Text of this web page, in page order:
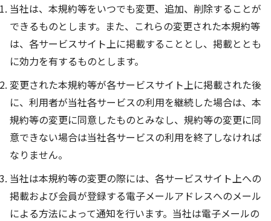
当社は、本規約等をいつでも変更、追加、削除することが
できるものとします。また、これらの変更された本規約等
は、各サービスサイト上に掲載することとし、掲載ととも
に効力を有するものとします。
変更された本規約等が各サービスサイト上に掲載された後
に、利用者が当社各サービスの利用を継続した場合は、本
規約等の変更に同意したものとみなし、規約等の変更に同
意できない場合は当社各サービスの利用を終了しなければ
なりません。
当社は本規約等の変更の際には、各サービスサイト上への
掲載および会員が登録する電子メールアドレスへのメール
による方法によって通知を行います。当社は電子メールの